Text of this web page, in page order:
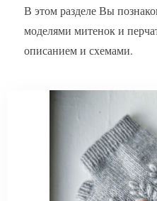
В этом разделе Вы
моделями митенок и
описанием и схемами.